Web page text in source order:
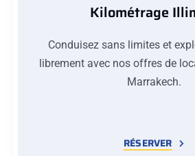
Kilométrage
Conduisez sans limites et
librement avec nos offres de
Marrakech.
RÉSERVER